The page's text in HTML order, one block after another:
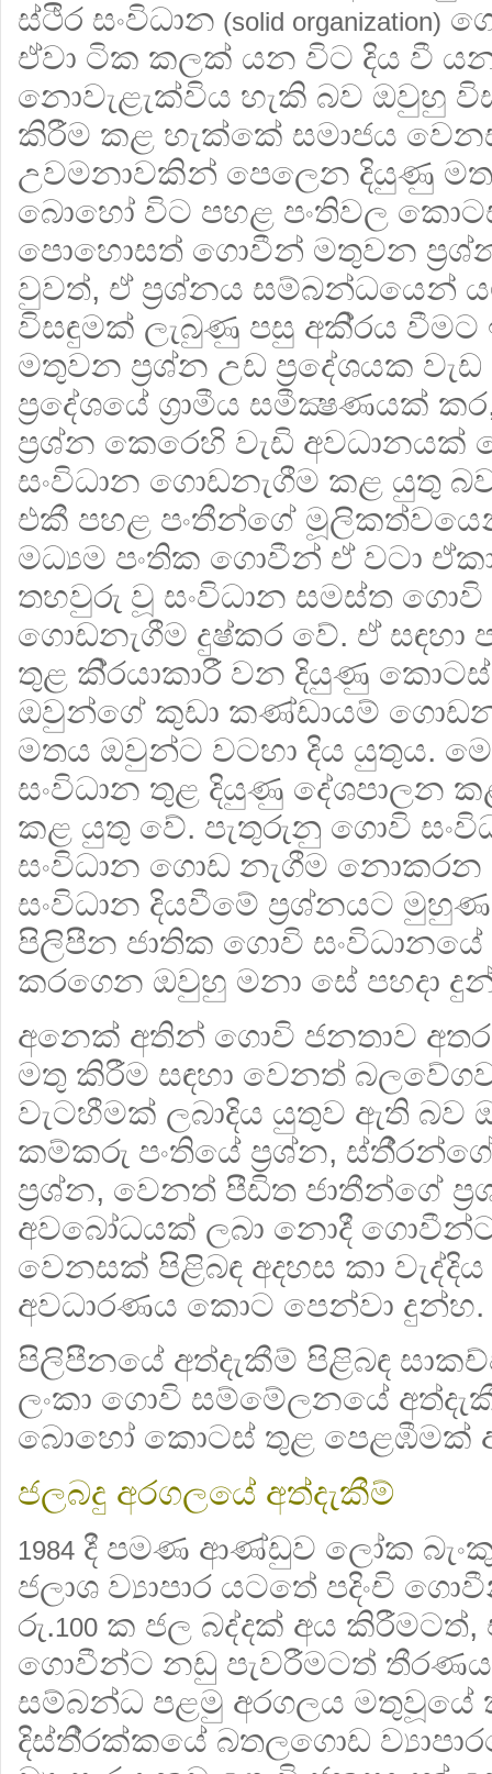
ස්ථිර සංවිධාන (solid organization)
ඒවා ටික කලක් යන විට දිය වී
නොවැළැක්විය හැකි බව ඔවුහු
කිරීම කළ හැක්කේ සමාජය
උවමනාවකින් පෙලෙන දියුණු
බොහෝ විට පහළ පංතිවල
පොහොසත් ගොවීන් මතුවන ප‍්‍රශ්න
වුවත්, ඒ ප‍්‍රශ්නය සම්බන්ධයෙන්
විසඳුමක් ලැබුණු පසු අකි‍්‍රය වීමට
මතුවන ප‍්‍රශ්න උඩ ප‍්‍රදේශයක
ප‍්‍රදේශයේ ග‍්‍රාමීය සමීක්‍ෂණයක්
ප‍්‍රශ්න කෙරෙහි වැඩි අවධානයක්
සංවිධාන ගොඩනැගීම කළ යුතු
එකී පහළ පංතීන්ගේ
මධ්‍යම පංතික ගොවීන් ඒ වටා
තහවුරු වූ සංවිධාන සමස්ත ගොවි
ගොඩනැගීම දුෂ්කර වේ. ඒ සඳහා
තුළ කි‍්‍රයාකාරී වන දියුණු
ඔවුන්ගේ කුඩා කණ්ඩායම්
මතය ඔවුන්ට වටහා දිය යුතුය.
සංවිධාන තුළ දියුණු දේශපාලන
කළ යුතු වේ. පැතුරුනු ගොවි
සංවිධාන ගොඩ නැගීම
සංවිධාන දියවීමේ ප‍්‍රශ්නයට
පිලිපීන ජාතික ගොවි
කරගෙන ඔවුහු මනා සේ පහදා
අනෙක් අතින් ගොවි ජනතාව අතර
මතු කිරීම සඳහා වෙනත්
වැටහීමක් ලබාදිය යුතුව ඇති බව
කම්කරු පංතියේ ප‍්‍රශ්න,
ප‍්‍රශ්න, වෙනත් පීඩිත ජාතීන්ගේ
අවබෝධයක් ලබා නොදී ගොවීන්ට
වෙනසක් පිළිබඳ අදහස කා
අවධාරණය කොට පෙන්වා දුන්හ.
පිලිපීනයේ අත්දැකීම් පිළිබඳ
ලංකා ගොවි සම්මේලනයේ
බොහෝ කොටස් තුළ පෙළඹීමක්
ජලබදු අරගලයේ අත්දැකීම්
1984 දී පමණ ආණ්ඩුව ලෝක
ජලාශ ව්‍යාපාර යටතේ පදිංචි
රු.100 ක ජල බද්දක් අය
ගොවීන්ට නඩු පැවරීමටත් තීරණය
සම්බන්ධ පළමු අරගලය
දිස්ති‍්‍රක්කයේ බතලගොඩ